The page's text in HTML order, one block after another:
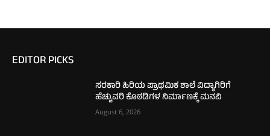
EDITOR PICKS
ಸರಕಾರಿ ಹಿರಿಯ ಪ್ರಾಥಮಿಕ ಶಾಲೆ ವಿದ್ಯಾಗಿರಿಗೆ
ಹೆಚ್ಚುವರಿ ಕೊಠಡಿಗಳ ನಿರ್ಮಾಣಕ್ಕೆ ಮನವಿ
August 6, 2026